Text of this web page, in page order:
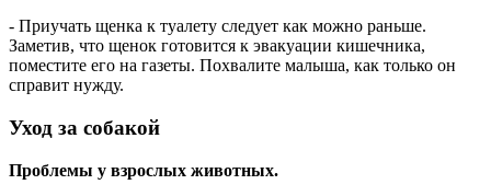
- Приучать щенка к туалету следует как можно раньше.
Заметив, что щенок готовится к эвакуации кишечника,
поместите его на газеты. Похвалите малыша, как только он
справит нужду.
Уход за собакой
Проблемы у взрослых животных.